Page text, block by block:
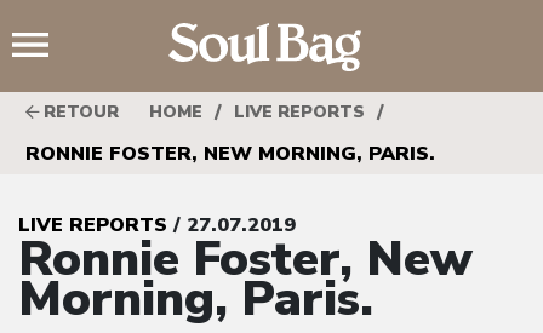
RETOUR HOME / LIVE REPORTS /
RONNIE FOSTER, NEW MORNING, PARIS.
LIVE REPORTS / 27.07.2019
Ronnie Foster, New
Morning, Paris.